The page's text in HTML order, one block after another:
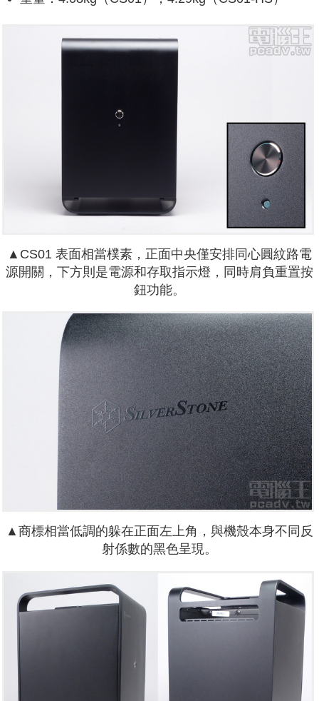
▲CS01 表面相當樸素，正面中央僅安排同心圓紋路電
源開關，下方則是電源和存取指示燈，同時肩負重置按
鈕功能。
▲商標相當低調的躲在正面左上角，與機殼本身不同反
射係數的黑色呈現。